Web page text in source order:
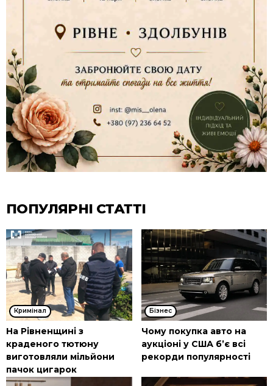
ПОПУЛЯРНІ СТАТТІ
Кримінал
На Рівненщині з
краденого тютюну
виготовляли мільйони
пачок цигарок
Бізнес
Чому покупка авто на
аукціоні у США б’є всі
рекорди популярності